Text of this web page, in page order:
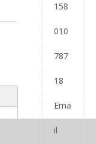
158
010
787
18
Ema
il